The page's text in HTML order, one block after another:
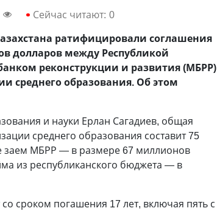
Сейчас читают: 0
ратифицировали соглашения
долларов между Республикой
реконструкции и развития (МБРР)
среднего образования. Об этом
и науки Ерлан Сагадиев, общая
среднего образования составит 75
заем МБРР — в размере 67 миллионов
из республиканского бюджета — в
сроком погашения 17 лет, включая пять с